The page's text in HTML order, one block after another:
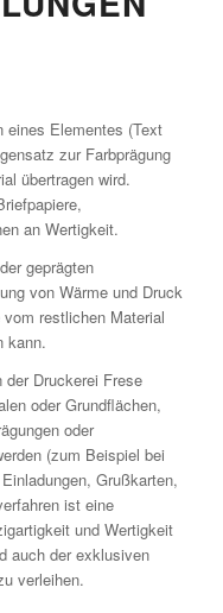
eines Elementes (Text
zur Farbprägung
übertragen wird.
an Wertigkeit.
geprägten
von Wärme und Druck
restlichen Material
kann.
der Druckerei Frese
oder Grundflächen,
oder
(zum Beispiel bei
Grußkarten,
ist eine
und Wertigkeit
auch der exklusiven
verleihen.